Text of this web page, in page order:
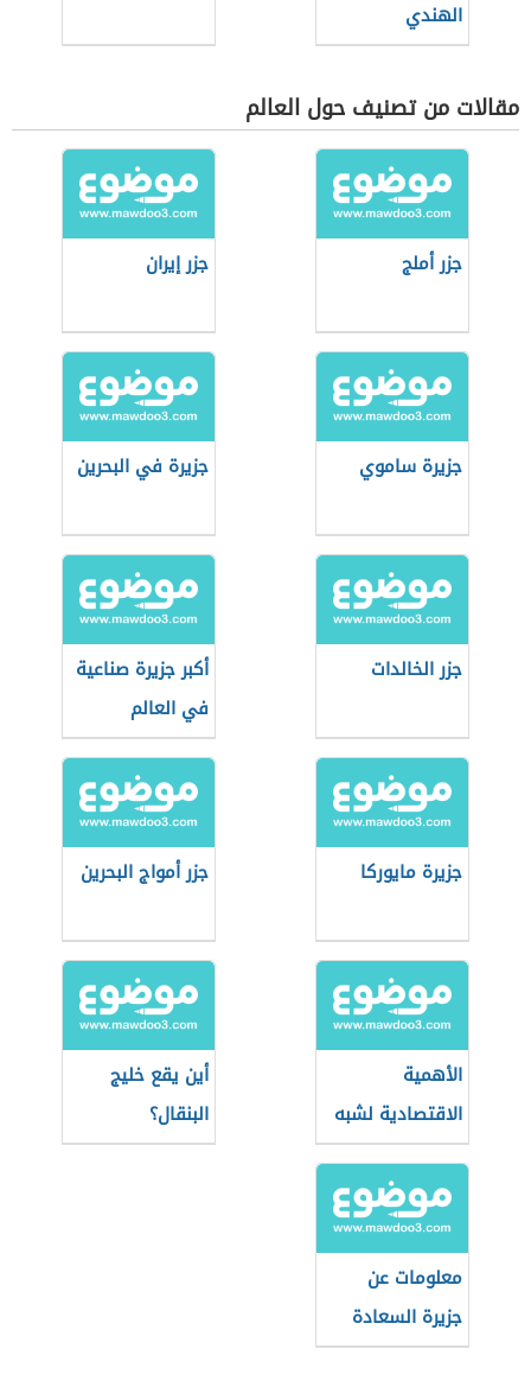
الهندي
مقالات من تصنيف حول العالم
جزر أملج جزر إيران
جزيرة ساموي جزيرة في البحرين
جزر الخالدات
أكبر جزيرة صناعية
في العالم
جزيرة مايوركا جزر أمواج البحرين
الأهمية
الاقتصادية لشبه
جزيرة سيناء
أين يقع خليج
البنقال؟
معلومات عن
جزيرة السعادة